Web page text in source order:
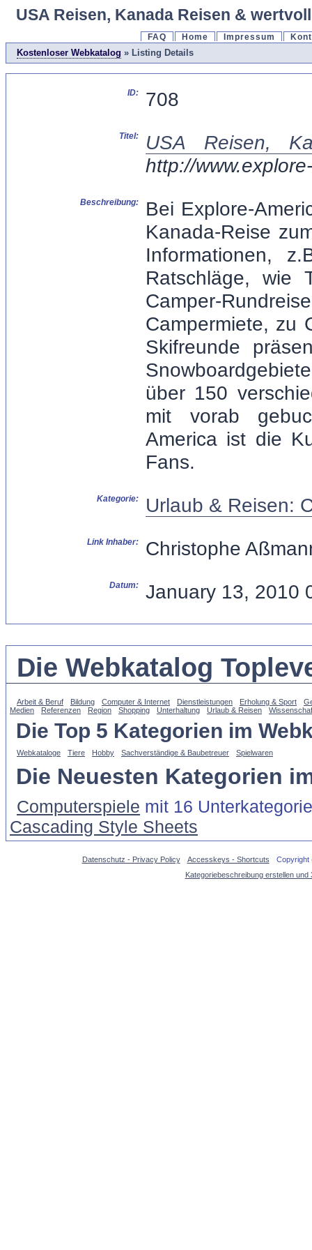
USA Reisen, Kanada Reisen &
FAQ Home Impressum
Kostenloser Webkatalog » Listing Details
ID: 708
Titel:
USA Reisen,
http://
Beschreibung:
Bei Explore-
Kanada-Reise
Informationen,
Ratschläge, wie
Camper-
Campermiete, zu
Skifreunde
über 150
mit vorab
America ist die
Fans.
Kategorie: Urlaub & Reisen:
Link Inhaber: Christophe
Datum: January 13, 2010
Die Webkatalog
Arbeit & Beruf Bildung Computer & Internet Dienstleistungen Erholung & Sport
Medien
Referenzen Region Shopping Unterhaltung Urlaub & Reisen
Die Top 5 Kategorien im
Webkataloge Tiere Hobby Sachverständige & Baubetreuer Spielwaren
Die Neuesten Kategorien
Computerspiele mit 16
Cascading Style Sheets
Datenschutz - Privacy Policy Accesskeys - Shortcuts
Kategoriebeschreibung erstellen und